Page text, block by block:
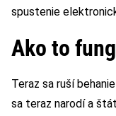
spustenie
Ako to
Teraz sa ruší
sa teraz narodí a